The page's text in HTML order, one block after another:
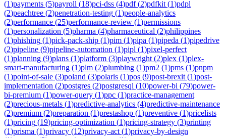
(1)payments (5)payroll (18)pci-dss (4)pdf(2)pdfkit (1)pdpl
(2)peachtree (2)penetration-testing (1)people-analytics
(2)performance (25)performance-review (1)permissions
(1)personalization (5)pharma (4)pharmaceutical (2)philippines
(1)phishing (1)pick-pack-ship (1)pim (1)pipa (1)pipeda (1)pipedrive
(2)pipeline (9)pipeline-automation (1)pipl (1)pixel-perfect
(1)planning (9)plans (1)platform (3)playwright (2)plex (1)plex-
smart-manufacturing (1)plm (2)plumbing (1)pm2 (1)pms (1)pnpm
(1)point-of-sale (3)poland (3)polaris (1)pos (9)post-brexit (1)post-
implementation (2)postgres (2)postgresql (10)power-bi (79)power-
bi-premium (1)power-query (1)ppc (1)practice-management
(2)precious-metals (1)predictive-analytics (4)predictive-maintenance
(2)premium (2)preparation (1)prestashop (1)preventive (1)pricelists
(1)pricing (19)pricing-optimization (1)pricing-strategy (3)printing
(1)prisma (1)privacy (12)privacy-act (1)privacy-by-design